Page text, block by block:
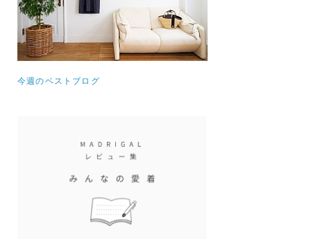
今週のベストブログ